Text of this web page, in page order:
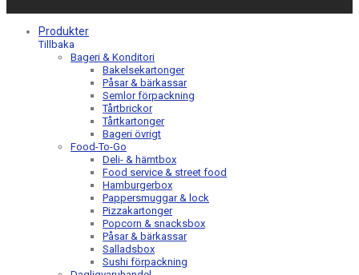
Produkter
Tillbaka
Bageri & Konditori
Bakelsekartonger
Påsar & bärkassar
Semlor förpackning
Tårtbrickor
Tårtkartonger
Bageri övrigt
Food-To-Go
Deli- & hämtbox
Food service & street food
Hamburgerbox
Pappersmuggar & lock
Pizzakartonger
Popcorn & snacksbox
Påsar & bärkassar
Salladsbox
Sushi förpackning